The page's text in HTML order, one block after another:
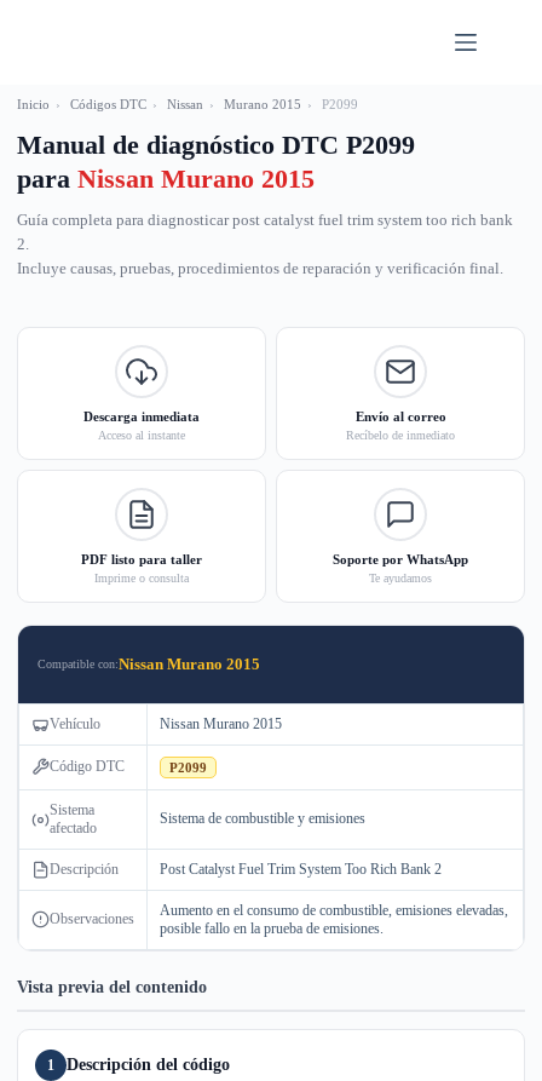
Inicio › Códigos DTC › Nissan › Murano 2015 › P2099
Manual de diagnóstico DTC P2099
para Nissan Murano 2015
Guía completa para diagnosticar post catalyst fuel trim system too rich bank
2.
Incluye causas, pruebas, procedimientos de reparación y verificación final.
Descarga inmediata
Acceso al instante
Envío al correo
Recíbelo de inmediato
PDF listo para taller
Imprime o consulta
Soporte por WhatsApp
Te ayudamos
Compatible con:Nissan Murano 2015
Vehículo Nissan Murano 2015
Código DTC P2099
Sistema
afectado
Sistema de combustible y emisiones
Descripción Post Catalyst Fuel Trim System Too Rich Bank 2
Observaciones
Aumento en el consumo de combustible, emisiones elevadas,
posible fallo en la prueba de emisiones.
Vista previa del contenido
1 Descripción del código